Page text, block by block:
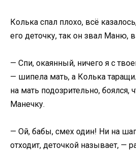
Колька спал плохо, всё
его деточку, так он звал Маню,
— Спи, окаянный, ничего я с
— шипела мать, а Колька
на мать подозрительно, боялся,
Манечку.
— Ой, бабы, смех один! Ни на
отходит, деточкой называет, —